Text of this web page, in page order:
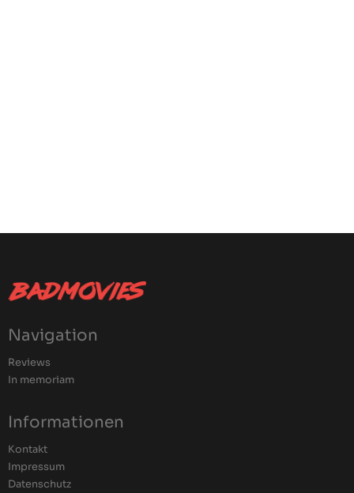
Navigation
Reviews
In memoriam
Informationen
Kontakt
Impressum
Datenschutz